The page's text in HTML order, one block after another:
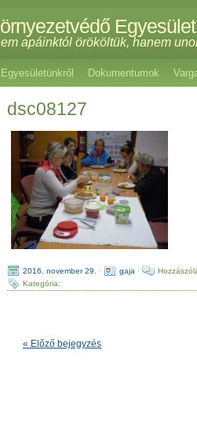
Egyesület
apáinktól örököltük, hanem
Egyesületünkről Dokumentumok
dsc08127
2016. november 29. · gaja ·
Kategória:
« Előző bejegyzés